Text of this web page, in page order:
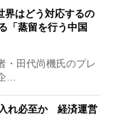
はどう対応するの
「蒸留を行う中国
・田代尚機氏のプレ
…
れ必至か 経済運営